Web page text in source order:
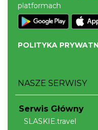
platformach
POLITYKA
NASZE SERWISY
Serwis Główny
SLASKIE.travel